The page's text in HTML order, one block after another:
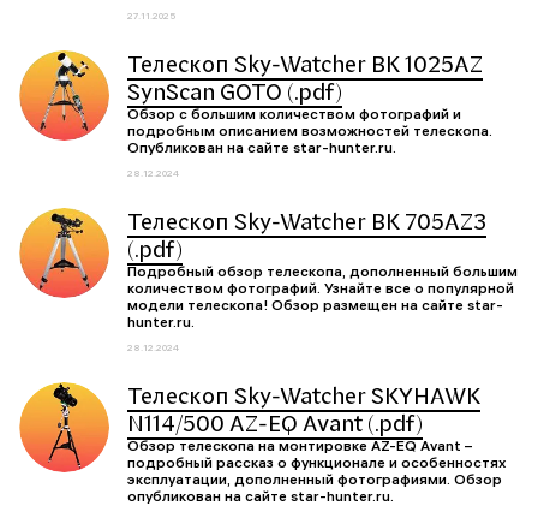
27.11.2025
Телескоп Sky-Watcher BK 1025AZ
SynScan GOTO (.pdf)
Обзор с большим количеством фотографий и
подробным описанием возможностей телескопа.
Опубликован на сайте star-hunter.ru.
28.12.2024
Телескоп Sky-Watcher BK 705AZ3
(.pdf)
Подробный обзор телескопа, дополненный большим
количеством фотографий. Узнайте все о популярной
модели телескопа! Обзор размещен на сайте star-
hunter.ru.
28.12.2024
Телескоп Sky-Watcher SKYHAWK
N114/500 AZ-EQ Avant (.pdf)
Обзор телескопа на монтировке AZ-EQ Avant –
подробный рассказ о функционале и особенностях
эксплуатации, дополненный фотографиями. Обзор
опубликован на сайте star-hunter.ru.